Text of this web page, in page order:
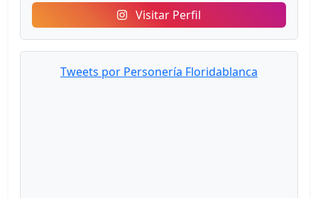
Visitar Perfil
Tweets por Personería Floridablanca